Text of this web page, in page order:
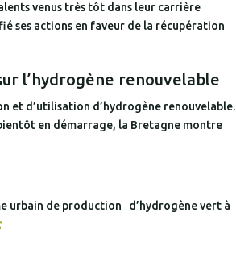
venus très tôt dans leur carrière
ses actions en faveur de la récupération
l’hydrogène renouvelable
et d’utilisation d’hydrogène renouvelable.
en démarrage, la Bretagne montre
urbain de production d’hydrogène vert à